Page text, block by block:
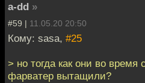
a-dd »
#59 | 11.05.20 20:50
Кому: sasa, #25
> но тогда как они во время
фарватер вытащили?